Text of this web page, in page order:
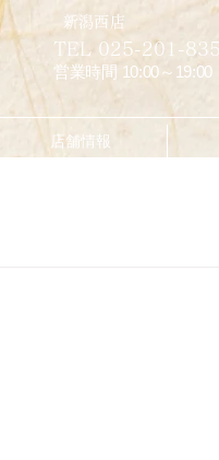
​新潟西店
TEL 025-201-
営業時間 10:00～19:00
店舗情報